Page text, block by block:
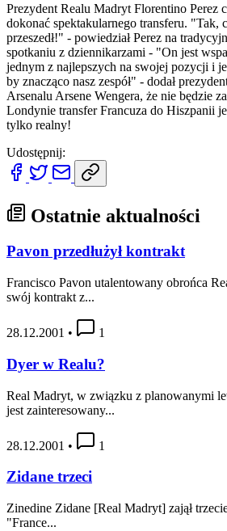
Prezydent Realu Madryt Florentino Perez
dokonać spektakularnego transferu. "Tak,
przeszedł!" - powiedział Perez na
spotkaniu z dziennikarzami - "On jest
jednym z najlepszych na swojej pozycji i
by znacząco nasz zespół" - dodał
Arsenalu Arsene Wengera, że nie będzie
Londynie transfer Francuza do Hiszpanii
tylko realny!
Udostępnij:
Ostatnie aktualności
Pavon przedłużył kontrakt
Francisco Pavon utalentowany obrońca
swój kontrakt z...
28.12.2001 • 1
Dyer w Realu?
Real Madryt, w związku z planowanymi
jest zainteresowany...
28.12.2001 • 1
Zidane trzeci
Zinedine Zidane [Real Madryt] zajął
"France...